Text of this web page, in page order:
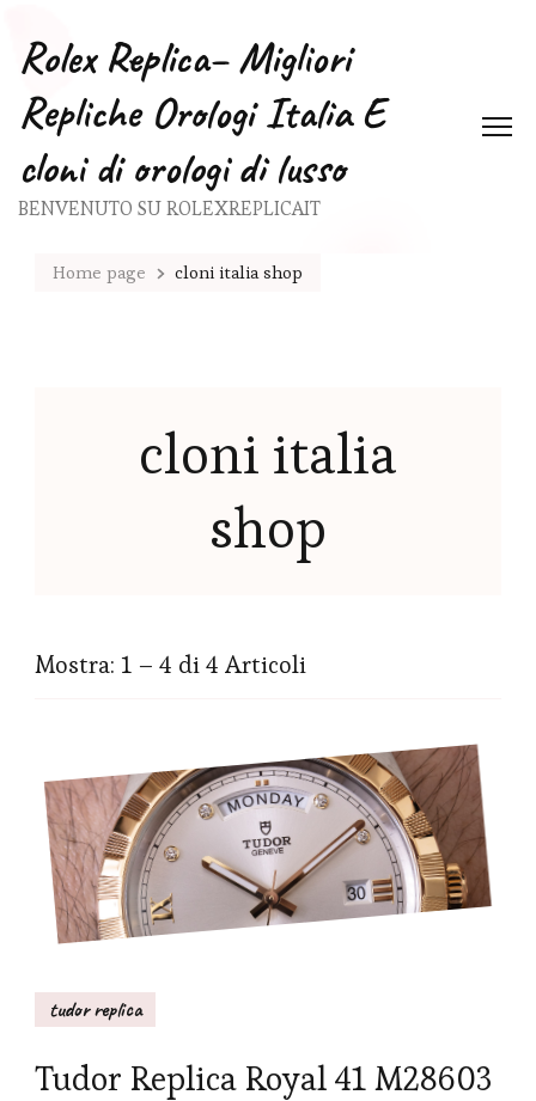
Rolex Replica– Migliori
Repliche Orologi Italia E
cloni di orologi di lusso
BENVENUTO SU ROLEXREPLICAIT
Home page cloni italia shop
cloni italia
shop
Mostra: 1 – 4 di 4 Articoli
tudor replica
Tudor Replica Royal 41 M28603